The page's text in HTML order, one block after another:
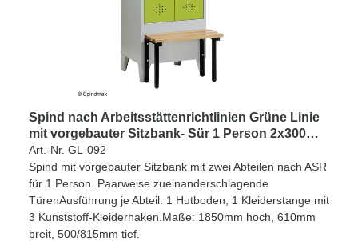
Spind nach Arbeitsstättenrichtlinien Grüne Linie
mit vorgebauter Sitzbank- Sür 1 Person 2x300mm
Abteilbreite
Art.-Nr. GL-092
Spind mit vorgebauter Sitzbank mit zwei Abteilen nach ASR
für 1 Person. Paarweise zueinanderschlagende
TürenAusführung je Abteil: 1 Hutboden, 1 Kleiderstange mit
3 Kunststoff-Kleiderhaken.Maße: 1850mm hoch, 610mm
breit, 500/815mm tief.